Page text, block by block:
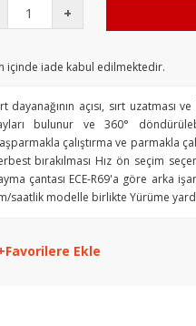
+
içinde iade kabul edilmektedir.
dayanağının açısı, sırt
bulunur ve 360°
çalıştırma ve parmakla
bırakılması Hız ön seçim
çantası ECE-R69'a göre arka
saatlik modelle birlikte Yürüme
Favorilere Ekle